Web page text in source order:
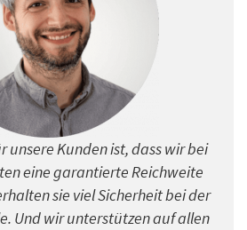
unsere Kunden ist, dass wir bei
eine garantierte Reichweite
sie viel Sicherheit bei der
Und wir unterstützen auf allen